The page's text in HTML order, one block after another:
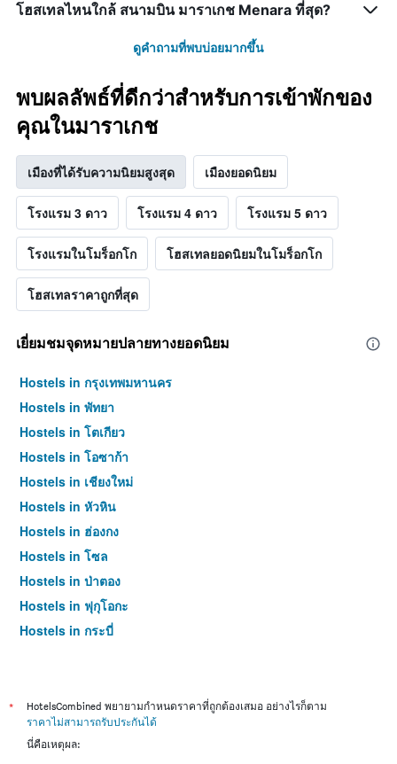
โฮสเทลไหนใกล้ สนามบิน มาราเกช Menara ที่สุด?
ดูคำถามที่พบบ่อยมากขึ้น
พบผลลัพธ์ที่ดีกว่าสำหรับการเข้าพักของ
คุณในมาราเกช
เมืองที่ได้รับความนิยมสูงสุด เมืองยอดนิยม
โรงแรม 3 ดาว โรงแรม 4 ดาว โรงแรม 5 ดาว
โรงแรมในโมร็อกโก โฮสเทลยอดนิยมในโมร็อกโก
โฮสเทลราคาถูกที่สุด
เยี่ยมชมจุดหมายปลายทางยอดนิยม
Hostels in กรุงเทพมหานคร
Hostels in พัทยา
Hostels in โตเกียว
Hostels in โอซาก้า
Hostels in เชียงใหม่
Hostels in หัวหิน
Hostels in ฮ่องกง
Hostels in โซล
Hostels in ป่าตอง
Hostels in ฟุกุโอกะ
Hostels in กระบี่
Hostels in เซี่ยงไฮ้
Hostels in ไทเป
Hostels in หาดใหญ่
*
HotelsCombined พยายามกำหนดราคาที่ถูกต้องเสมอ อย่างไรก็ตาม
ราคาไม่สามารถรับประกันได้
นี่คือเหตุผล: